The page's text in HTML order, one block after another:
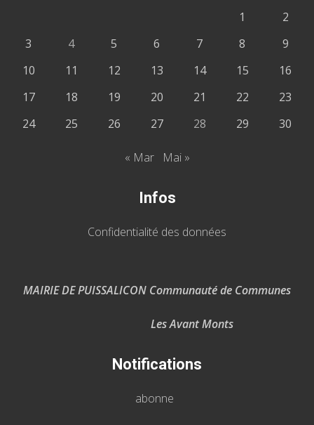
1
2
3
4 5 6 7 8
9
10
11 12 13 14 15
16
17
18 19 20 21 22
23
24
25 26 27 28 29 30
« Mar Mai »
Infos
Confidentialité des données
MAIRIE DE PUISSALICON Communauté de Communes
Les Avant Monts
Notifications
abonne